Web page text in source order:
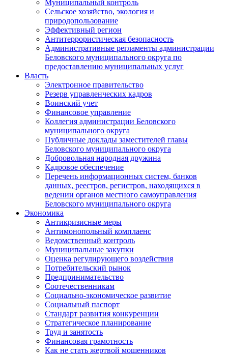
Муниципальный контроль
Сельское хозяйство, экология и
природопользование
Эффективный регион
Антитеррористическая безопасность
Административные регламенты администрации
Беловского муниципального округа по
предоставлению муниципальных услуг
Власть
Электронное правительство
Резерв управленческих кадров
Воинский учет
Финансовое управление
Коллегия администрации Беловского
муниципального округа
Публичные доклады заместителей главы
Беловского муниципального округа
Добровольная народная дружина
Кадровое обеспечение
Перечень информационных систем, банков
данных, реестров, регистров, находящихся в
ведении органов местного самоуправления
Беловского муниципального округа
Экономика
Антикризисные меры
Антимонопольный комплаенс
Ведомственный контроль
Муниципальные закупки
Оценка регулирующего воздействия
Потребительский рынок
Предпринимательство
Соотечественникам
Социально-экономическое развитие
Социальный паспорт
Стандарт развития конкуренции
Стратегическое планирование
Труд и занятость
Финансовая грамотность
Как не стать жертвой мошенников